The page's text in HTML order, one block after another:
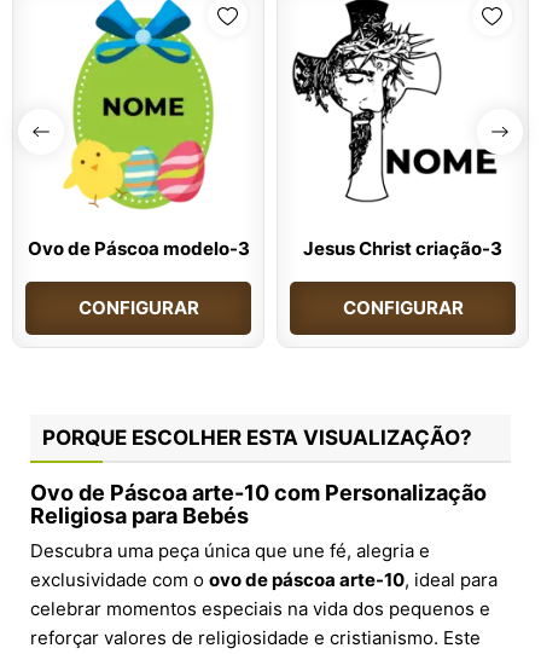
Ovo de Páscoa modelo-3
CONFIGURAR
Jesus Christ criação-3
CONFIGURAR
PORQUE ESCOLHER ESTA VISUALIZAÇÃO?
Ovo de Páscoa arte-10 com Personalização
Religiosa para Bebés
Descubra uma peça única que une fé, alegria e
exclusividade com o ovo de páscoa arte-10, ideal para
celebrar momentos especiais na vida dos pequenos e
reforçar valores de religiosidade e cristianismo. Este